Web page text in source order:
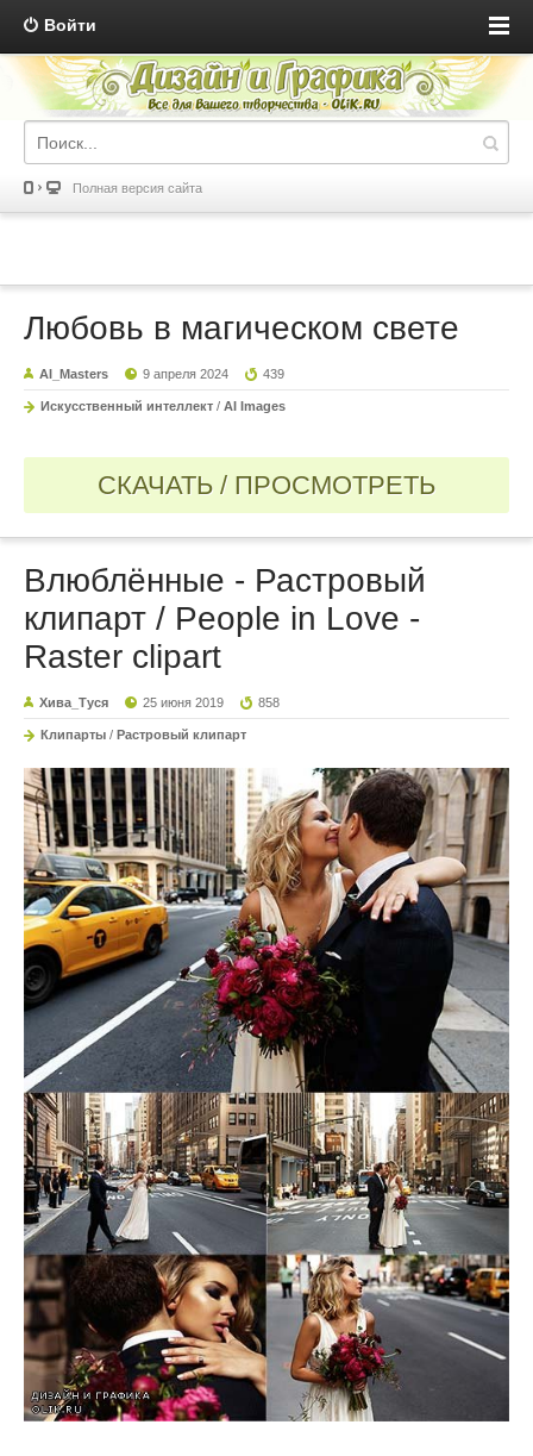
Войти
Полная версия сайта
Любовь в магическом свете
AI_Masters 9 апреля 2024 439
Искусственный интеллект / AI Images
СКАЧАТЬ / ПРОСМОТРЕТЬ
Влюблённые - Растровый
клипарт / People in Love -
Raster clipart
Хива_Туся 25 июня 2019 858
Клипарты / Растровый клипарт